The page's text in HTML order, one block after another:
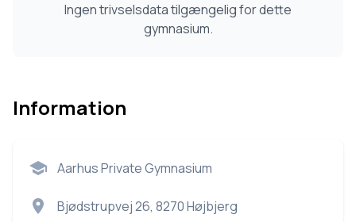
Ingen trivselsdata tilgængelig for dette
gymnasium.
Information
Aarhus Private Gymnasium
Bjødstrupvej 26, 8270 Højbjerg